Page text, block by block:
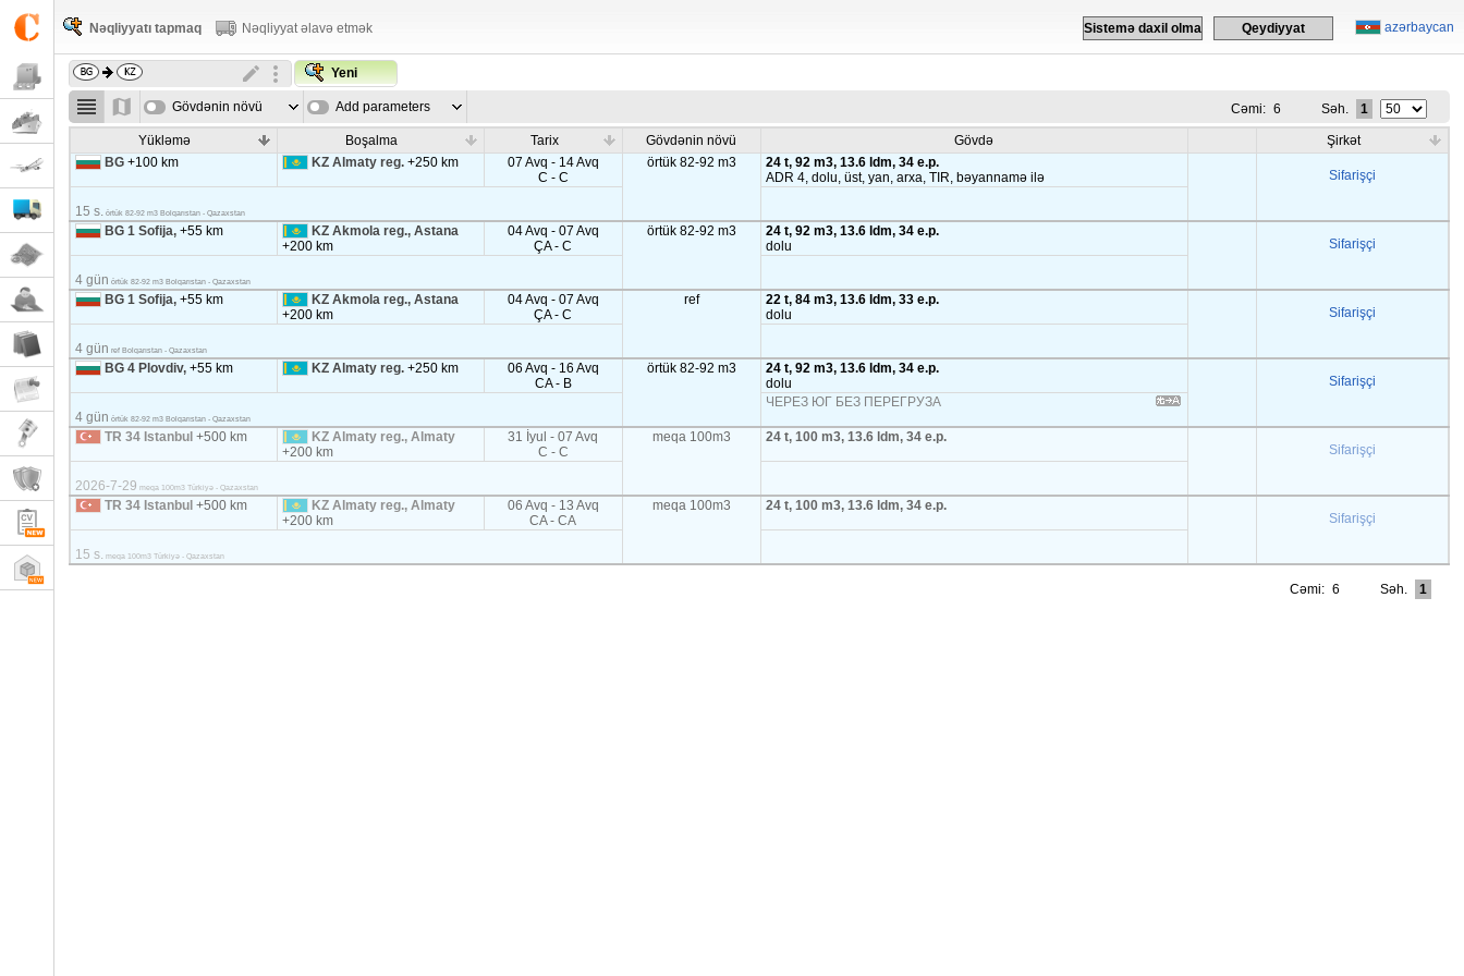
azərbaycan
Sistemə daxil olma Qeydiyyat
Nəqliyyatı tapmaq Nəqliyyat əlavə etmək
Yeni
Gövdənin növü Add parameters Cəmi: 6 Səh. 1
Yükləmə Boşalma Tarix Gövdənin növü Gövdə
Şirkət
BG +100 km KZ Almaty reg. +250 km
07 Avq - 14 Avq
C - C
örtük 82-92 m3
24 t, 92 m3, 13.6 ldm, 34 e.p.
ADR 4, dolu, üst, yan, arxa, TIR, bəyannamə ilə
Sifarişçi
15 s. örtük 82-92 m3 Bolqarıstan - Qazaxstan
BG 1 Sofija, +55 km
KZ Akmola reg., Astana
+200 km
04 Avq - 07 Avq
ÇA - C
örtük 82-92 m3
24 t, 92 m3, 13.6 ldm, 34 e.p.
dolu
Sifarişçi
4 gün örtük 82-92 m3 Bolqarıstan - Qazaxstan
BG 1 Sofija, +55 km
KZ Akmola reg., Astana
+200 km
04 Avq - 07 Avq
ÇA - C
ref
22 t, 84 m3, 13.6 ldm, 33 e.p.
dolu
Sifarişçi
4 gün ref Bolqarıstan - Qazaxstan
BG 4 Plovdiv, +55 km KZ Almaty reg. +250 km
06 Avq - 16 Avq
CA - B
örtük 82-92 m3
24 t, 92 m3, 13.6 ldm, 34 e.p.
dolu
Sifarişçi
4 gün örtük 82-92 m3 Bolqarıstan - Qazaxstan
ЧЕРЕЗ ЮГ БЕЗ ПЕРЕГРУЗА
TR 34 Istanbul +500 km
KZ Almaty reg., Almaty
+200 km
31 İyul - 07 Avq
C - C
meqa 100m3
24 t, 100 m3, 13.6 ldm, 34 e.p.
Sifarişçi
2026-7-29 meqa 100m3 Türkiyə - Qazaxstan
TR 34 Istanbul +500 km
KZ Almaty reg., Almaty
+200 km
06 Avq - 13 Avq
CA - CA
meqa 100m3
24 t, 100 m3, 13.6 ldm, 34 e.p.
Sifarişçi
15 s. meqa 100m3 Türkiyə - Qazaxstan
Cəmi: 6 Səh. 1